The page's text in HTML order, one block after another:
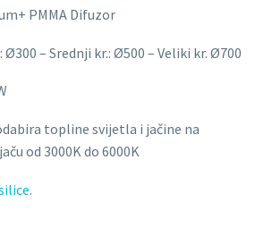
PMMA Difuzor
Ø300 – Srednji kr.: Ø500 – Veliki kr. Ø700
topline svijetla i jačine na
od 3000K do 6000K
.